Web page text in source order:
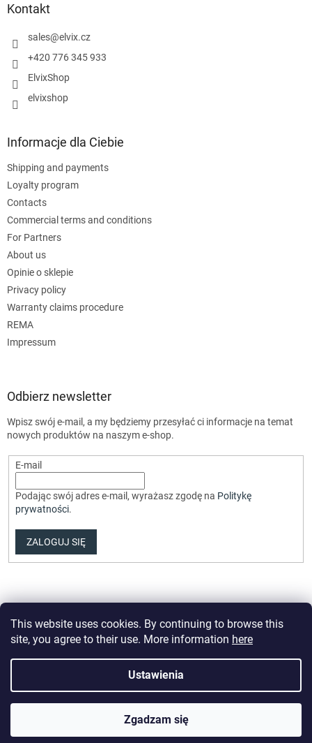
This website uses cookies. By continuing to browse this
site, you agree to their use. More information here
Ustawienia
Zgadzam się
Kontakt
sales@elvix.cz
+420 776 345 933
ElvixShop
elvixshop
Informacje dla Ciebie
Shipping and payments
Loyalty program
Contacts
Commercial terms and conditions
For Partners
About us
Opinie o sklepie
Privacy policy
Warranty claims procedure
REMA
Impressum
Odbierz newsletter
Wpisz swój e-mail, a my będziemy przesyłać ci informacje na temat
nowych produktów na naszym e-shop.
E-mail
Podając swój adres e-mail, wyrażasz zgodę na Politykę
prywatności.
ZALOGUJ SIĘ
ustawienia plików cookie